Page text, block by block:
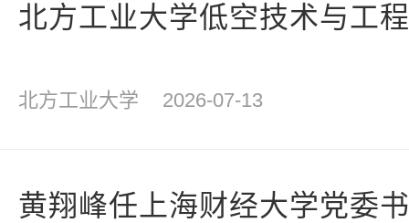
北方工业大学低空技术与工
北方工业大学 2026-07-13
黄翔峰任上海财经大学党委